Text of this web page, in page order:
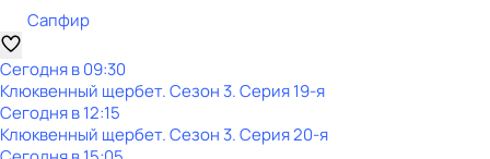
Сапфир
Сегодня в 09:30
Клюквенный щербет. Сезон 3. Серия 19-я
Сегодня в 12:15
Клюквенный щербет. Сезон 3. Серия 20-я